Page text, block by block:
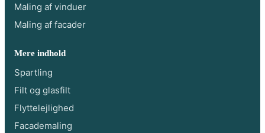
Maling af vinduer
Maling af facader
Mere indhold
Spartling
Filt og glasfilt
Flyttelejlighed
Facademaling